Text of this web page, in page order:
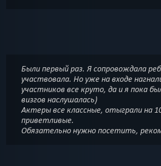
Были первый раз. Я сопровождала
участвовала. Но уже на входе
участников все круто, да и я пока
визгов наслушалась)
Актеры все классные, отыграли на
приветливые.
Обязательно нужно посетить,